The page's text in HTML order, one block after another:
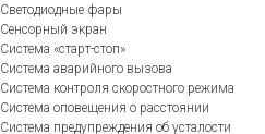
Светодиодные фары
Сенсорный экран
Система «старт-стоп»
Система аварийного вызова
Система контроля скоростного режима
Система оповещения о расстоянии
Система предупреждения об усталости